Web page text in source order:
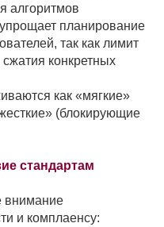
алгоритмов
планирование
так как лимит
конкретных
как «мягкие»
(блокирующие
стандартам
внимание
и комплаенсу: